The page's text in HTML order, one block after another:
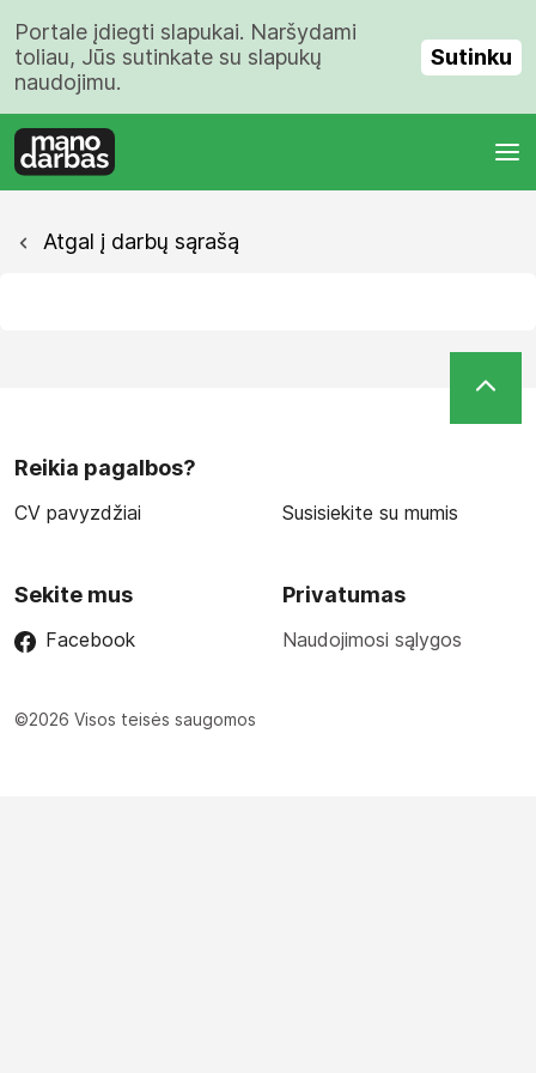
Portale įdiegti slapukai. Naršydami
toliau, Jūs sutinkate su slapukų
naudojimu.
Sutinku
Atgal į darbų sąrašą
Reikia pagalbos?
CV pavyzdžiai Susisiekite su mumis
Sekite mus
Facebook
Privatumas
Naudojimosi sąlygos
©2026 Visos teisės saugomos